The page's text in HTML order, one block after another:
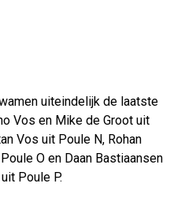
uiteindelijk de laatste
Vos en Mike de Groot uit
Vos uit Poule N, Rohan
O en Daan Bastiaansen
Poule P.